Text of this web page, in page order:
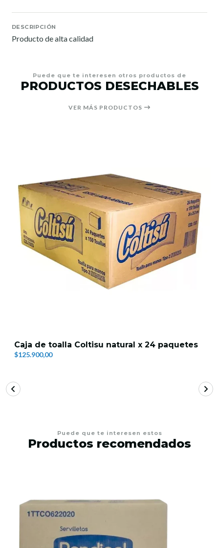
DESCRIPCIÓN
Producto de alta calidad
Puede que te interesen otros productos de
PRODUCTOS DESECHABLES
VER MÁS PRODUCTOS
Caja de toalla Coltisu natural x 24 paquetes
$125.900,00
Puede que te interesen estos
Productos recomendados